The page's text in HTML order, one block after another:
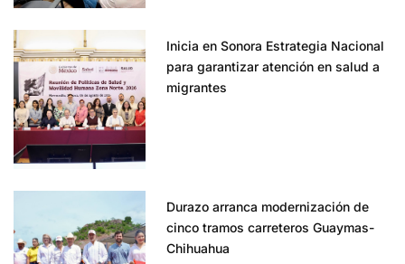
Inicia en Sonora Estrategia Nacional
para garantizar atención en salud a
migrantes
Durazo arranca modernización de
cinco tramos carreteros Guaymas-
Chihuahua